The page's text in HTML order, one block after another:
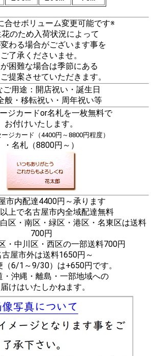
合せボリューム変更可能です※
のため入荷状況によって
わる場合がございます事を
ご了承くださいませ。
困難な場合は季節にある
提案させていただきます。
ご用途：開店祝い・誕生日
般・移転祝い・周年祝い等
ジカードor名札を一枚無料で
お付けいたします。
ージカード（4400円～8800円程度）
・名札（8800円～）
市内配達4400円～承ります
上で名古屋市内全域配達無料
区・南区・緑区・港区・名東区は送料
700円
・中川区・西区の一部送料700円
古屋市外は送料1650円～
（6/1～9/30）は+650円です。
・沖縄・離島・一部地域への
けはいたしかねます。